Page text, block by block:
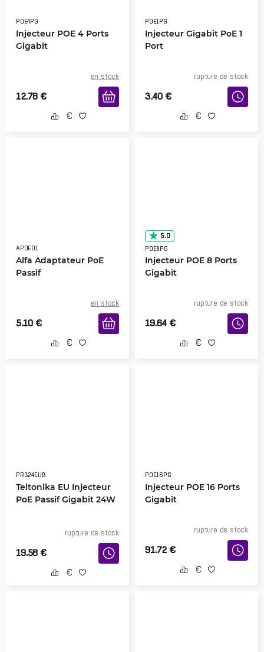
POE4PG
Injecteur POE 4 Ports
Gigabit
en stock
12.78 €
POE1PG
Injecteur Gigabit PoE 1
Port
rupture de stock
3.40 €
APOE01
Alfa Adaptateur PoE
Passif
en stock
5.10 €
5.0
POE8PG
Injecteur POE 8 Ports
Gigabit
rupture de stock
19.64 €
PR324EUB
Teltonika EU Injecteur
PoE Passif Gigabit 24W
rupture de stock
19.58 €
POE16PG
Injecteur POE 16 Ports
Gigabit
rupture de stock
91.72 €